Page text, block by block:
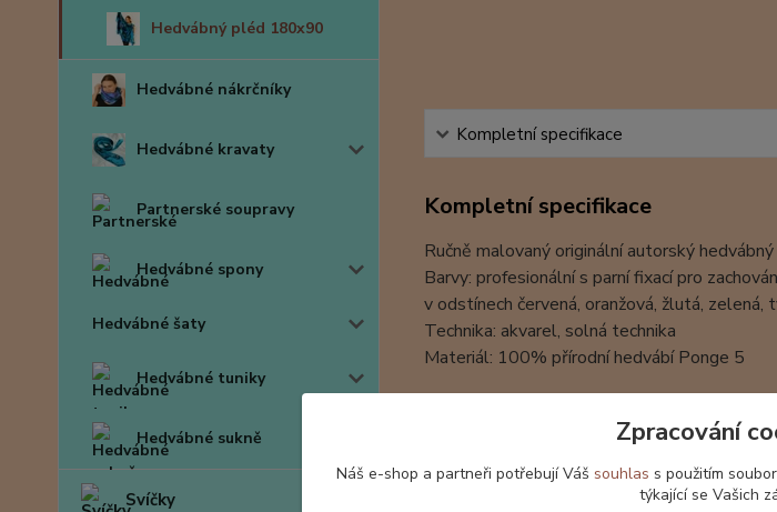
Hedvábný pléd 180x90
Hedvábné nákrčníky
Hedvábné kravaty
Partnerské soupravy
Hedvábné spony
Hedvábné šaty
Hedvábné tuniky
Hedvábné sukně
Svíčky
Kompletní specifikace
Kompletní specifikace
Ručně malovaný originální autorský
Barvy: profesionální s parní fixací pro
v odstínech červená, oranžová, žlutá,
Technika: akvarel, solná technika
Materiál: 100% přírodní hedvábí Ponge 5
Tento konkrétní šál má již svoji
Hedvábné šátky a šály jsou baleny v
Zpracování
Náš e-shop a partneři potřebují Váš souhlas s použitím
týkající se Vašich